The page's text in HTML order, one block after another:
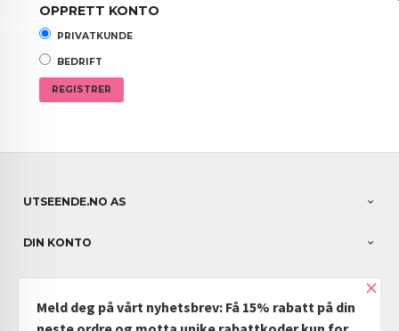
OPPRETT KONTO
PRIVATKUNDE
BEDRIFT
UTSEENDE.NO AS
DIN KONTO
NYHETSBREV
PARTNERE
×
Meld deg på vårt nyhetsbrev: Få 15% rabatt på din